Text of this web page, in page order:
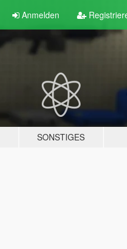
Anmelden
SONSTIGES